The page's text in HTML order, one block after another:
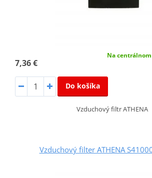
7,36 €
Na
Do košíka
Vzduchový filtr ATHENA
Vzduchový filter ATHENA